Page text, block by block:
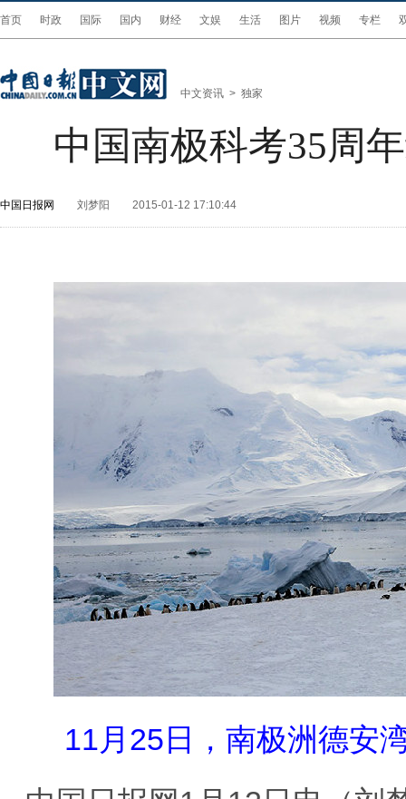
首页 时政 国际 国内 财经 文娱 生活 图片 视频 专栏
中文资讯 > 独家
中国南极科考35周
中国日报网 刘梦阳 2015-01-12 17:10:44
11月25日，南极洲德安